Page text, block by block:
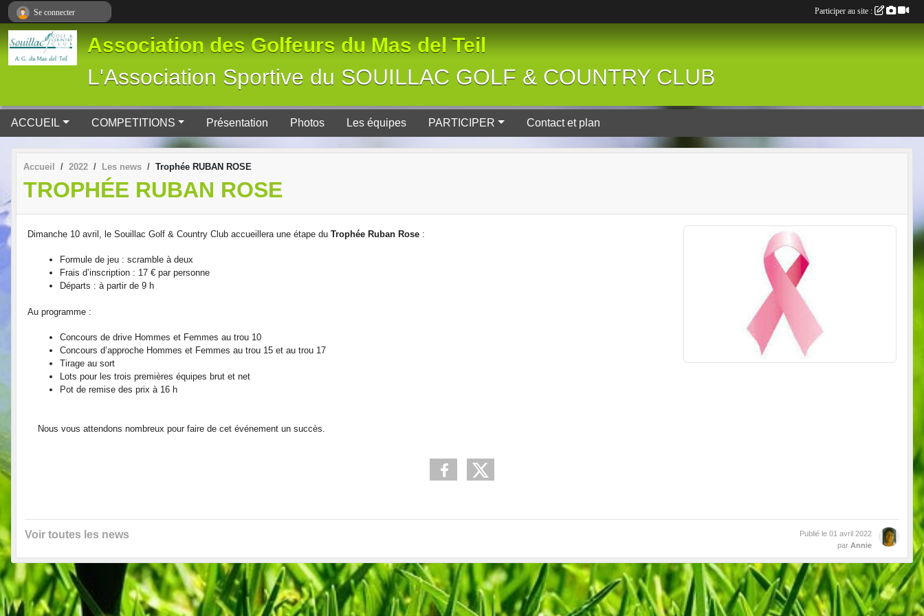
Association des Golfeurs du Mas del Teil
L'Association Sportive du SOUILLAC GOLF & COUNTRY CLUB
ACCUEIL COMPETITIONS Présentation Photos Les équipes PARTICIPER Contact et plan
Accueil 2022 Les news Trophée RUBAN ROSE
TROPHÉE RUBAN ROSE
Dimanche 10 avril, le Souillac Golf & Country Club accueillera une étape du Trophée Ruban Rose :
Formule de jeu : scramble à deux
Frais d’inscription : 17 € par personne
Départs : à partir de 9 h
Au programme :
Concours de drive Hommes et Femmes au trou 10
Concours d’approche Hommes et Femmes au trou 15 et au trou 17
Tirage au sort
Lots pour les trois premières équipes brut et net
Pot de remise des prix à 16 h
Nous vous attendons nombreux pour faire de cet événement un succès.
Voir toutes les news Publié le 01 avril 2022
par Annie
Se connecter Participer au site :
Panneau de gestion des cookies